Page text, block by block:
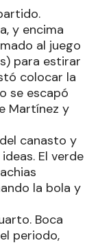
y encima
al juego
para estirar
colocar la
se escapó
Martínez y
canasto y
El verde
la bola y
Boca
periodo,